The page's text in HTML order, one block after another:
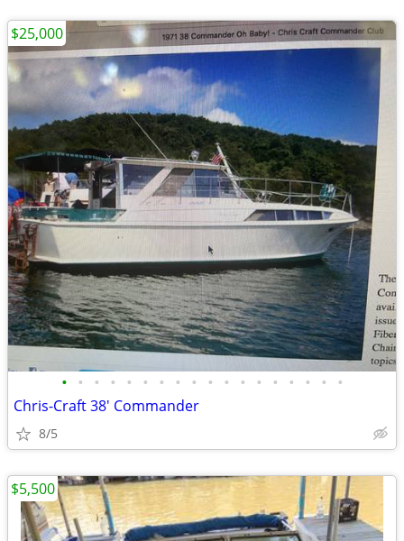
• • • • • • • • • • • • • • • • • •
Chris-Craft 38' Commander
8/5
$25,000
$5,500